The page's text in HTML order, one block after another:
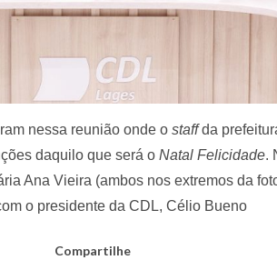
nessa reunião onde o staffda
daquilo que será o Natal Felicidade.
Ana Vieira (ambos nos extremos da
o presidente da CDL, Célio Bueno
Compartilhe